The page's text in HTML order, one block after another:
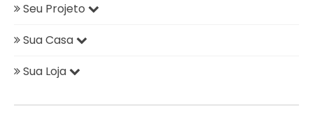
Seu Projeto
Sua Casa
Sua Loja